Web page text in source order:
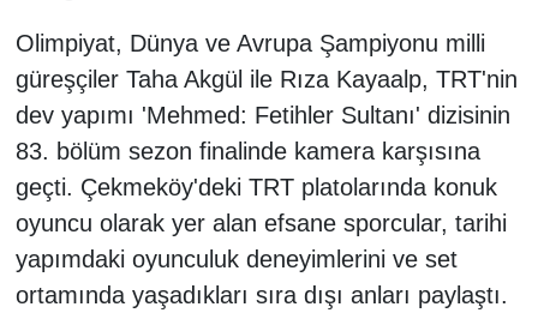
Olimpiyat, Dünya ve Avrupa Şampiyonu milli
güreşçiler Taha Akgül ile Rıza Kayaalp, TRT'nin
dev yapımı 'Mehmed: Fetihler Sultanı' dizisinin
83. bölüm sezon finalinde kamera karşısına
geçti. Çekmeköy'deki TRT platolarında konuk
oyuncu olarak yer alan efsane sporcular, tarihi
yapımdaki oyunculuk deneyimlerini ve set
ortamında yaşadıkları sıra dışı anları paylaştı.